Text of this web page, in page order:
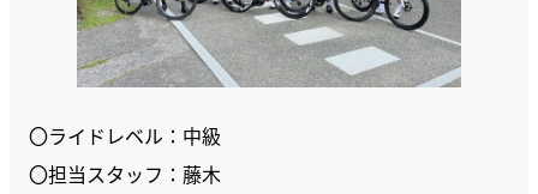
〇ライドレベル：中級
〇担当スタッフ：藤木